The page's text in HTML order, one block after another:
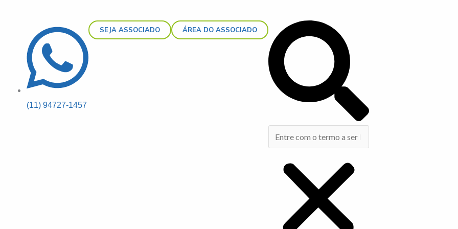
(11) 94727-1457
SEJA ASSOCIADO ÁREA DO ASSOCIADO Search